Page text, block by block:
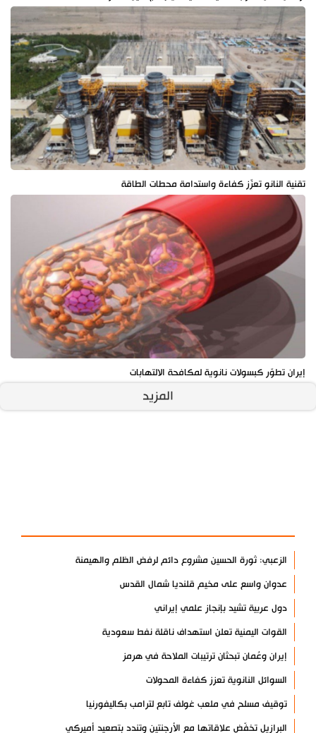
تقنية النانو تعزّز كفاءة واستدامة محطات الطاقة
إيران تطوّر كبسولات نانوية لمكافحة الالتهابات
المزيد
الزعبي: ثورة الحسين مشروع دائم لرفض الظلم والهيمنة
عدوان واسع على مخيم قلنديا شمال القدس
دول عربية تشيد بإنجاز علمي إيراني
القوات اليمنية تعلن استهداف ناقلة نفط سعودية
إيران وعُمان تبحثان ترتيبات الملاحة في هرمز
السوائل النانوية تعزز كفاءة المحولات
توقيف مسلح في ملعب غولف تابع لترامب بكاليفورنيا
البرازيل تخفّض علاقاتها مع الأرجنتين وتندد بتصعيد أميركي